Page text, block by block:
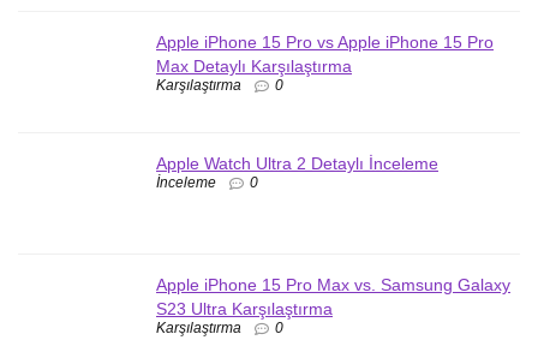
Apple iPhone 15 Pro vs Apple iPhone 15 Pro
Max Detaylı Karşılaştırma
Karşılaştırma 0
Apple Watch Ultra 2 Detaylı İnceleme
İnceleme 0
Apple iPhone 15 Pro Max vs. Samsung Galaxy
S23 Ultra Karşılaştırma
Karşılaştırma 0